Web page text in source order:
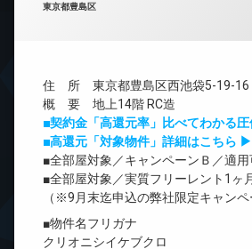
カテゴリー:
東京都豊島区
住 所 東京都豊島区西池袋5-19-16
概 要 地上14階 RC造
■契約金「高還元率」比べてわかる
■高還元「対象物件」詳細はこちら ▶
■全部屋対象／キャンペーンＢ／適用
■全部屋対象／実質フリーレント1ヶ
（※9月末迄申込の弊社限定キャンペ
■物件名フリガナ
クリオニシイケブクロ